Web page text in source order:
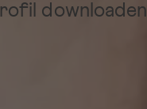
downloaden